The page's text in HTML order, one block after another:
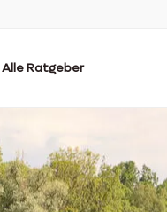
Alle Ratgeber